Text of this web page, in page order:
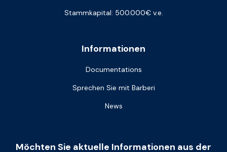
Informationen
Documentations
Sprechen Sie mit Barberi
News
Stammkapital: 500.000€ v.e.
Möchten Sie aktuelle Informationen aus der